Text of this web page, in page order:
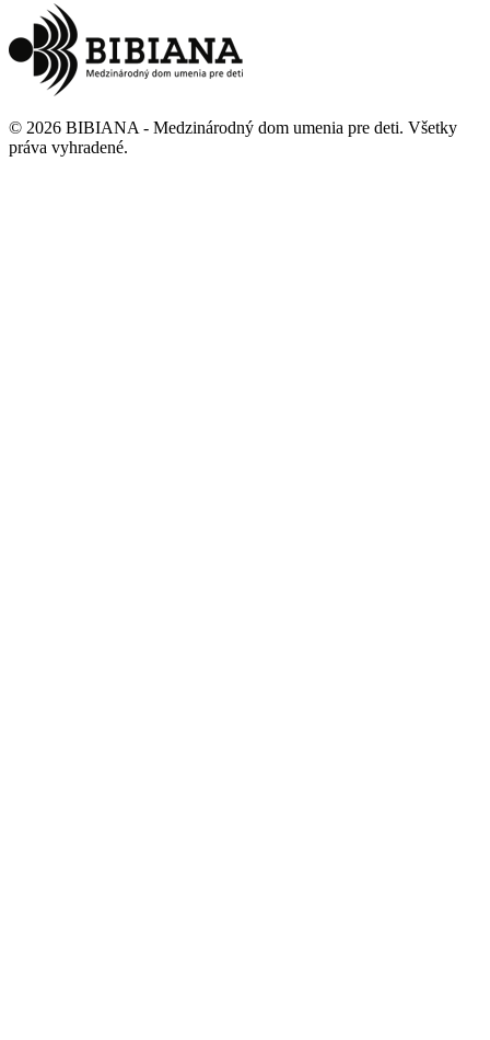
© 2026 BIBIANA - Medzinárodný dom umenia pre deti. Všetky
práva vyhradené.